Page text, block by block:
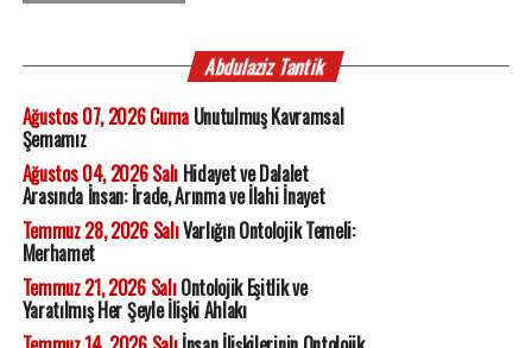
Abdulaziz Tantik
Ağustos 07, 2026 CumaUnutulmuş Kavramsal
Şemamız
Ağustos 04, 2026 SalıHidayet ve Dalalet
Arasında İnsan: İrade, Arınma ve İlahi İnayet
Temmuz 28, 2026 SalıVarlığın Ontolojik Temeli:
Merhamet
Temmuz 21, 2026 SalıOntolojik Eşitlik ve
Yaratılmış Her Şeyle İlişki Ahlakı